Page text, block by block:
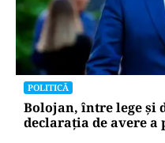
POLITICĂ
Bolojan, între lege și
declarația de avere a